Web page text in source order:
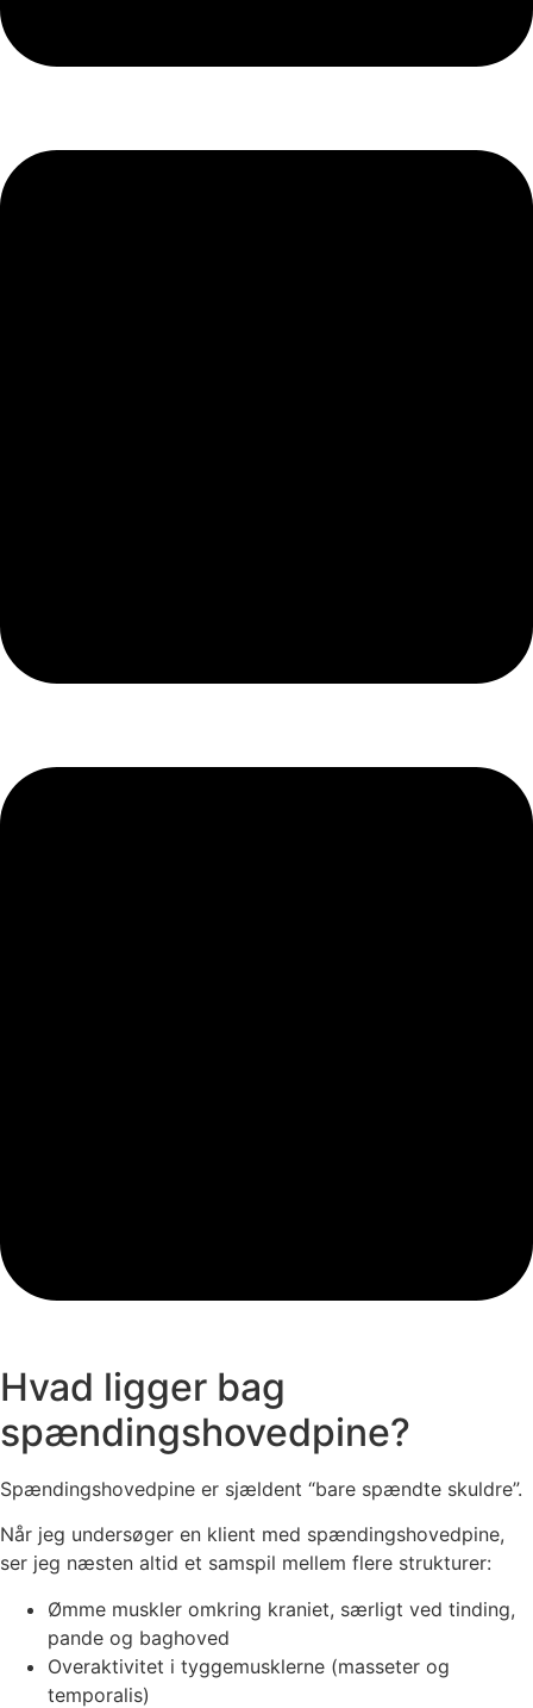
Hvad ligger bag
spændingshovedpine?
Spændingshovedpine er sjældent “bare spændte skuldre”.
Når jeg undersøger en klient med spændingshovedpine,
ser jeg næsten altid et samspil mellem flere strukturer:
Ømme muskler omkring kraniet, særligt ved tinding,
pande og baghoved
Overaktivitet i tyggemusklerne (masseter og
temporalis)